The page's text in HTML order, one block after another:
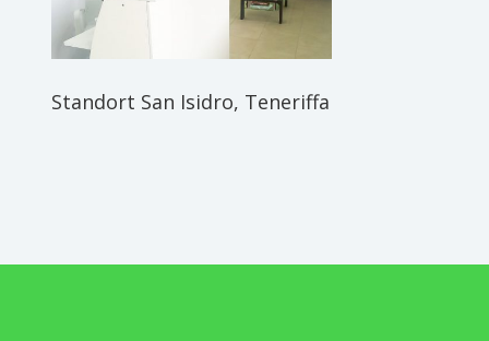
Standort San Isidro, Teneriffa